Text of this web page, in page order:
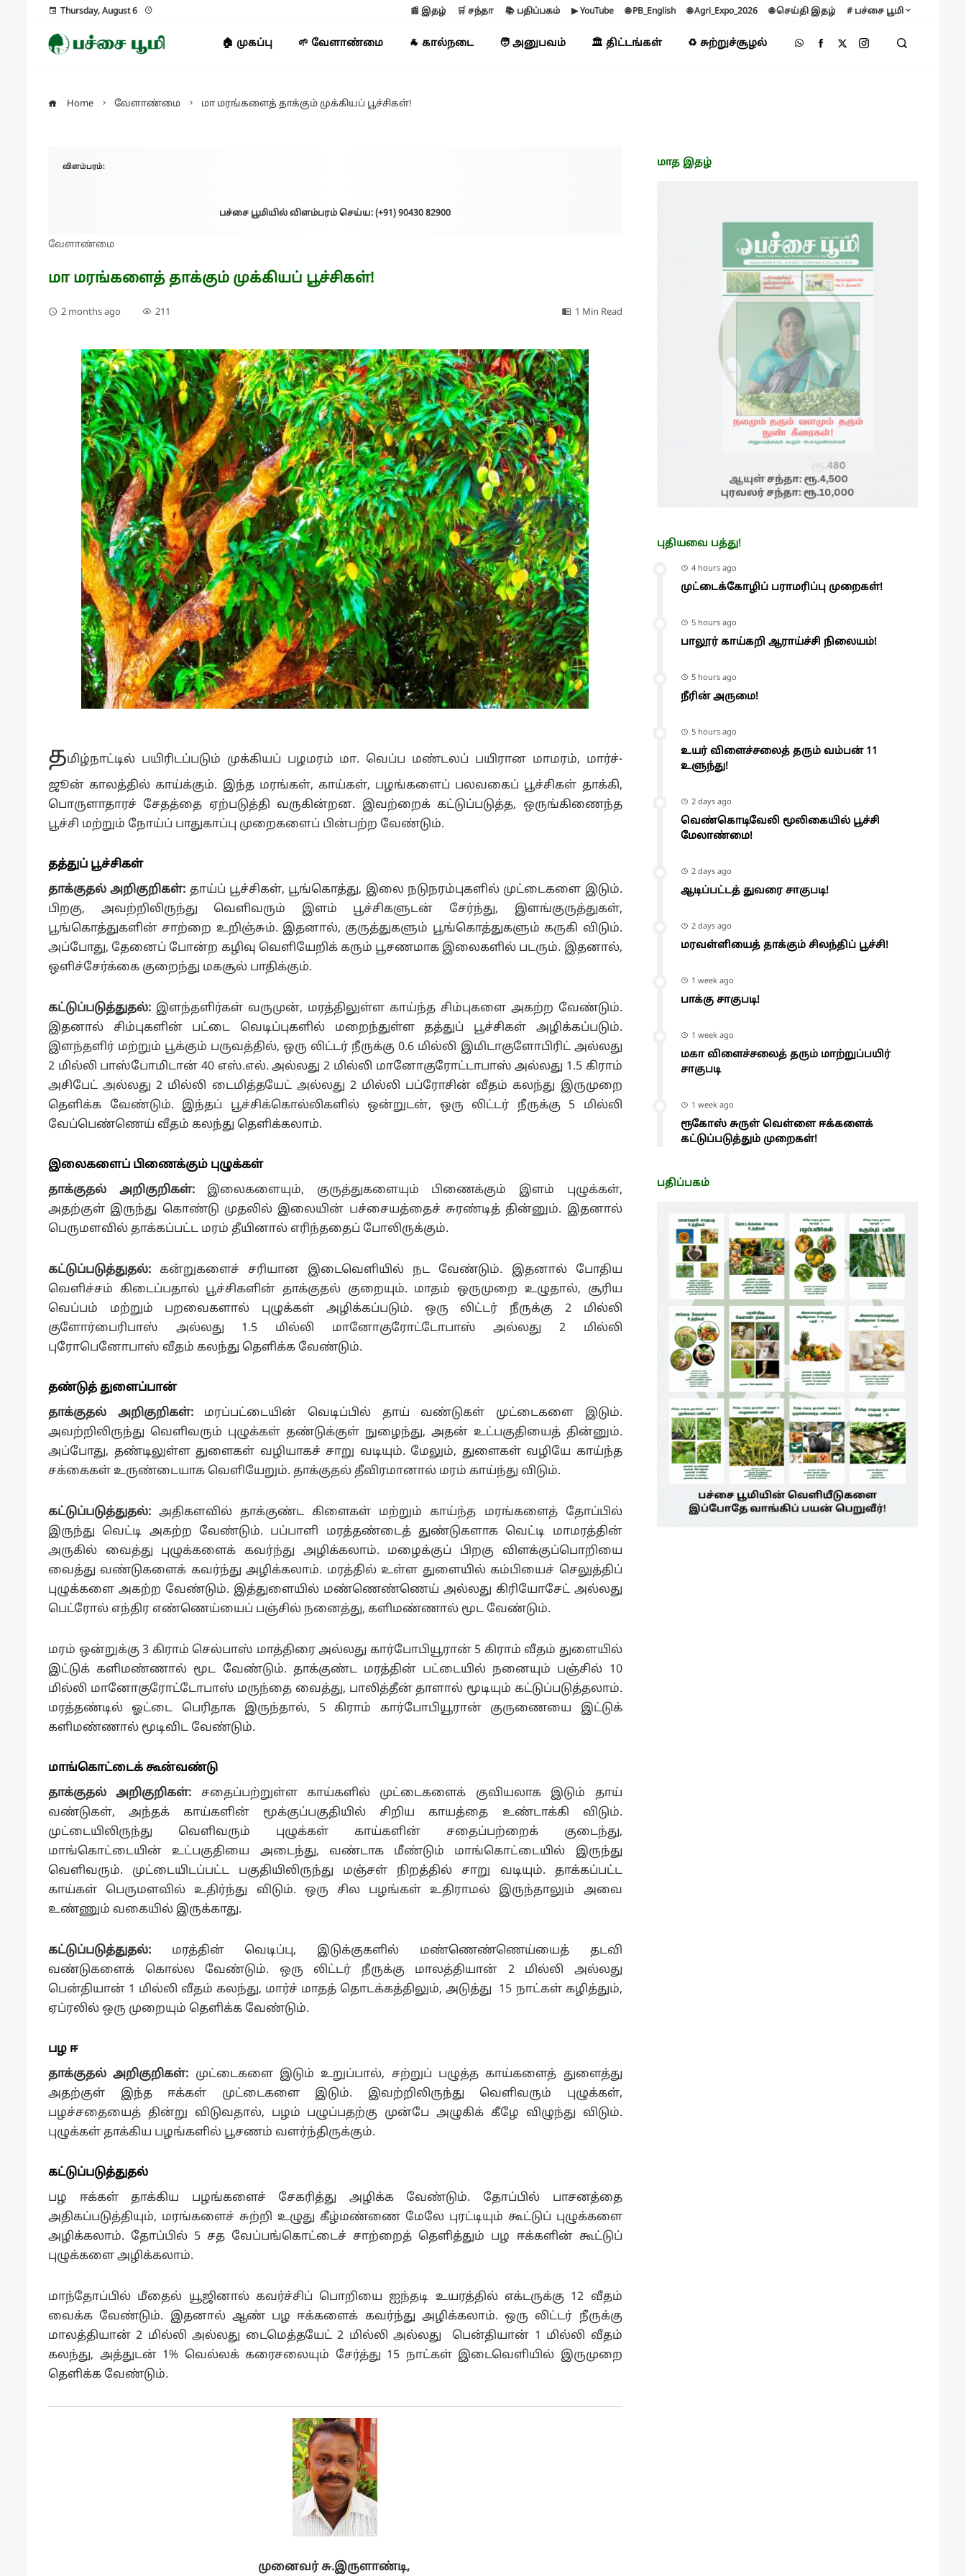
Thursday, August 6 📰 இதழ் 🛒 சந்தா 📚 பதிப்பகம் ▶ YouTube 🌐 PB_English 🌐 Agri_Expo_2026 🌐 செய்தி இதழ் # பச்சை பூமி
🏠 முகப்பு 🌱 வேளாண்மை 🐐 கால்நடை 🧑 அனுபவம் 🏛️ திட்டங்கள் ♻️ சுற்றுச்சூழல்
Home வேளாண்மை மா மரங்களைத் தாக்கும் முக்கியப் பூச்சிகள்!
விளம்பரம்:
பச்சை பூமியில் விளம்பரம் செய்ய: (+91) 90430 82900
வேளாண்மை
மா மரங்களைத் தாக்கும் முக்கியப் பூச்சிகள்!
2 months ago 211 1 Min Read
தமிழ்நாட்டில் பயிரிடப்படும் முக்கியப் பழமரம் மா. வெப்ப மண்டலப் பயிரான மாமரம், மார்ச்-
ஜூன் காலத்தில் காய்க்கும். இந்த மரங்கள், காய்கள், பழங்களைப் பலவகைப் பூச்சிகள் தாக்கி,
பொருளாதாரச் சேதத்தை ஏற்படுத்தி வருகின்றன. இவற்றைக் கட்டுப்படுத்த, ஒருங்கிணைந்த
பூச்சி மற்றும் நோய்ப் பாதுகாப்பு முறைகளைப் பின்பற்ற வேண்டும்.
தத்துப் பூச்சிகள்
தாக்குதல் அறிகுறிகள்: தாய்ப் பூச்சிகள், பூங்கொத்து, இலை நடுநரம்புகளில் முட்டைகளை இடும்.
பிறகு, அவற்றிலிருந்து வெளிவரும் இளம் பூச்சிகளுடன் சேர்ந்து, இளங்குருத்துகள்,
பூங்கொத்துகளின் சாற்றை உறிஞ்சும். இதனால், குருத்துகளும் பூங்கொத்துகளும் கருகி விடும்.
அப்போது, தேனைப் போன்ற கழிவு வெளியேறிக் கரும் பூசணமாக இலைகளில் படரும். இதனால்,
ஒளிச்சேர்க்கை குறைந்து மகசூல் பாதிக்கும்.
கட்டுப்படுத்துதல்: இளந்தளிர்கள் வருமுன், மரத்திலுள்ள காய்ந்த சிம்புகளை அகற்ற வேண்டும்.
இதனால் சிம்புகளின் பட்டை வெடிப்புகளில் மறைந்துள்ள தத்துப் பூச்சிகள் அழிக்கப்படும்.
இளந்தளிர் மற்றும் பூக்கும் பருவத்தில், ஒரு லிட்டர் நீருக்கு 0.6 மில்லி இமிடாகுளோபிரிட் அல்லது
2 மில்லி பாஸ்போமிடான் 40 எஸ்.எல். அல்லது 2 மில்லி மானோகுரோட்டாபாஸ் அல்லது 1.5 கிராம்
அசிபேட் அல்லது 2 மில்லி டைமித்தயேட் அல்லது 2 மில்லி பப்ரோசின் வீதம் கலந்து இருமுறை
தெளிக்க வேண்டும். இந்தப் பூச்சிக்கொல்லிகளில் ஒன்றுடன், ஒரு லிட்டர் நீருக்கு 5 மில்லி
வேப்பெண்ணெய் வீதம் கலந்து தெளிக்கலாம்.
இலைகளைப் பிணைக்கும் புழுக்கள்
தாக்குதல் அறிகுறிகள்:இலைகளையும், குருத்துகளையும் பிணைக்கும் இளம் புழுக்கள்,
அதற்குள் இருந்து கொண்டு முதலில் இலையின் பச்சையத்தைச் சுரண்டித் தின்னும். இதனால்
பெருமளவில் தாக்கப்பட்ட மரம் தீயினால் எரிந்ததைப் போலிருக்கும்.
கட்டுப்படுத்துதல்: கன்றுகளைச் சரியான இடைவெளியில் நட வேண்டும். இதனால் போதிய
வெளிச்சம் கிடைப்பதால் பூச்சிகளின் தாக்குதல் குறையும். மாதம் ஒருமுறை உழுதால், சூரிய
வெப்பம் மற்றும் பறவைகளால் புழுக்கள் அழிக்கப்படும். ஒரு லிட்டர் நீருக்கு 2 மில்லி
குளோர்பைரிபாஸ் அல்லது 1.5 மில்லி மானோகுரோட்டோபாஸ் அல்லது 2 மில்லி
புரோபெனோபாஸ் வீதம் கலந்து தெளிக்க வேண்டும்.
தண்டுத் துளைப்பான்
தாக்குதல் அறிகுறிகள்:மரப்பட்டையின் வெடிப்பில் தாய் வண்டுகள் முட்டைகளை இடும்.
அவற்றிலிருந்து வெளிவரும் புழுக்கள் தண்டுக்குள் நுழைந்து, அதன் உட்பகுதியைத் தின்னும்.
அப்போது, தண்டிலுள்ள துளைகள் வழியாகச் சாறு வடியும். மேலும், துளைகள் வழியே காய்ந்த
சக்கைகள் உருண்டையாக வெளியேறும். தாக்குதல் தீவிரமானால் மரம் காய்ந்து விடும்.
கட்டுப்படுத்துதல்: அதிகளவில் தாக்குண்ட கிளைகள் மற்றும் காய்ந்த மரங்களைத் தோப்பில்
இருந்து வெட்டி அகற்ற வேண்டும். பப்பாளி மரத்தண்டைத் துண்டுகளாக வெட்டி மாமரத்தின்
அருகில் வைத்து புழுக்களைக் கவர்ந்து அழிக்கலாம். மழைக்குப் பிறகு விளக்குப்பொறியை
வைத்து வண்டுகளைக் கவர்ந்து அழிக்கலாம். மரத்தில் உள்ள துளையில் கம்பியைச் செலுத்திப்
புழுக்களை அகற்ற வேண்டும். இத்துளையில் மண்ணெண்ணெய் அல்லது கிரியோசேட் அல்லது
பெட்ரோல் எந்திர எண்ணெய்யைப் பஞ்சில் நனைத்து, களிமண்ணால் மூட வேண்டும்.
மரம் ஒன்றுக்கு 3 கிராம் செல்பாஸ் மாத்திரை அல்லது கார்போபியூரான் 5 கிராம் வீதம் துளையில்
இட்டுக் களிமண்ணால் மூட வேண்டும். தாக்குண்ட மரத்தின் பட்டையில் நனையும் பஞ்சில் 10
மில்லி மானோகுரோட்டோபாஸ் மருந்தை வைத்து, பாலித்தீன் தாளால் மூடியும் கட்டுப்படுத்தலாம்.
மரத்தண்டில் ஓட்டை பெரிதாக இருந்தால், 5 கிராம் கார்போபியூரான் குருணையை இட்டுக்
களிமண்ணால் மூடிவிட வேண்டும்.
மாங்கொட்டைக் கூன்வண்டு
தாக்குதல் அறிகுறிகள்: சதைப்பற்றுள்ள காய்களில் முட்டைகளைக் குவியலாக இடும் தாய்
வண்டுகள், அந்தக் காய்களின் மூக்குப்பகுதியில் சிறிய காயத்தை உண்டாக்கி விடும்.
முட்டையிலிருந்து வெளிவரும் புழுக்கள் காய்களின் சதைப்பற்றைக் குடைந்து,
மாங்கொட்டையின் உட்பகுதியை அடைந்து, வண்டாக மீண்டும் மாங்கொட்டையில் இருந்து
வெளிவரும். முட்டையிடப்பட்ட பகுதியிலிருந்து மஞ்சள் நிறத்தில் சாறு வடியும். தாக்கப்பட்ட
காய்கள் பெருமளவில் உதிர்ந்து விடும். ஒரு சில பழங்கள் உதிராமல் இருந்தாலும் அவை
உண்ணும் வகையில் இருக்காது.
கட்டுப்படுத்துதல்: மரத்தின் வெடிப்பு, இடுக்குகளில் மண்ணெண்ணெய்யைத் தடவி
வண்டுகளைக் கொல்ல வேண்டும். ஒரு லிட்டர் நீருக்கு மாலத்தியான் 2 மில்லி அல்லது
பென்தியான் 1 மில்லி வீதம் கலந்து, மார்ச் மாதத் தொடக்கத்திலும், அடுத்து 15 நாட்கள் கழித்தும்,
ஏப்ரலில் ஒரு முறையும் தெளிக்க வேண்டும்.
பழ ஈ
தாக்குதல் அறிகுறிகள்: முட்டைகளை இடும் உறுப்பால், சற்றுப் பழுத்த காய்களைத் துளைத்து
அதற்குள் இந்த ஈக்கள் முட்டைகளை இடும். இவற்றிலிருந்து வெளிவரும் புழுக்கள்,
பழச்சதையைத் தின்று விடுவதால், பழம் பழுப்பதற்கு முன்பே அழுகிக் கீழே விழுந்து விடும்.
புழுக்கள் தாக்கிய பழங்களில் பூசணம் வளர்ந்திருக்கும்.
கட்டுப்படுத்துதல்
பழ ஈக்கள் தாக்கிய பழங்களைச் சேகரித்து அழிக்க வேண்டும். தோப்பில் பாசனத்தை
அதிகப்படுத்தியும், மரங்களைச் சுற்றி உழுது கீழ்மண்ணை மேலே புரட்டியும் கூட்டுப் புழுக்களை
அழிக்கலாம். தோப்பில் 5 சத வேப்பங்கொட்டைச் சாற்றைத் தெளித்தும் பழ ஈக்களின் கூட்டுப்
புழுக்களை அழிக்கலாம்.
மாந்தோப்பில் மீதைல் யூஜினால் கவர்ச்சிப் பொறியை ஐந்தடி உயரத்தில் எக்டருக்கு 12 வீதம்
வைக்க வேண்டும். இதனால் ஆண் பழ ஈக்களைக் கவர்ந்து அழிக்கலாம். ஒரு லிட்டர் நீருக்கு
மாலத்தியான் 2 மில்லி அல்லது டைமெத்தயேட் 2 மில்லி அல்லது பென்தியான் 1 மில்லி வீதம்
கலந்து, அத்துடன் 1% வெல்லக் கரைசலையும் சேர்த்து 15 நாட்கள் இடைவெளியில் இருமுறை
தெளிக்க வேண்டும்.
முனைவர் சு.இருளாண்டி,
மாத இதழ்
புதியவை பத்து!
4 hours ago
முட்டைக்கோழிப் பராமரிப்பு முறைகள்!
5 hours ago
பாலூர் காய்கறி ஆராய்ச்சி நிலையம்!
5 hours ago
நீரின் அருமை!
5 hours ago
உயர் விளைச்சலைத் தரும் வம்பன் 11
உளுந்து!
2 days ago
வெண்கொடிவேலி மூலிகையில் பூச்சி
மேலாண்மை!
2 days ago
ஆடிப்பட்டத் துவரை சாகுபடி!
2 days ago
மரவள்ளியைத் தாக்கும் சிலந்திப் பூச்சி!
1 week ago
பாக்கு சாகுபடி!
1 week ago
மகா விளைச்சலைத் தரும் மாற்றுப்பயிர்
சாகுபடி
1 week ago
ரூகோஸ் சுருள் வெள்ளை ஈக்களைக்
கட்டுப்படுத்தும் முறைகள்!
பதிப்பகம்